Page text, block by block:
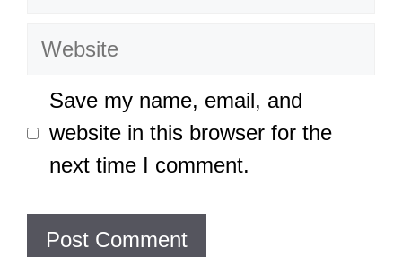
Website
Save my name, email, and
website in this browser for the
next time I comment.